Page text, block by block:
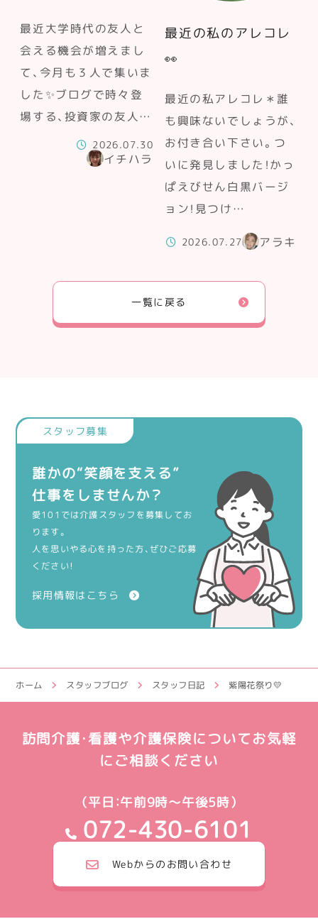
最近大学時代の友人と
会える機会が増えまし
て、今月も３人で集いま
した✨ブログで時々登
場する、投資家の友人…
2026.07.30
イチハラ
最近の私のアレコレ
👀
最近の私アレコレ＊誰
も興味ないでしょうが、
お付き合い下さい。つ
いに発見しました！かっ
ぱえびせん白黒バージ
ョン！見つけ…
2026.07.27 アラキ
一覧に戻る
誰かの“笑顔を支える”
仕事をしませんか？
愛101では介護スタッフを募集してお
ります。
人を思いやる心を持った方、ぜひご応募
ください！
採用情報はこちら
ホーム スタッフブログ スタッフ日記 紫陽花祭り💛
訪問介護・看護や介護保険についてお気軽
にご相談ください
（平日：午前9時～午後5時）
072-430-6101
Webからのお問い合わせ